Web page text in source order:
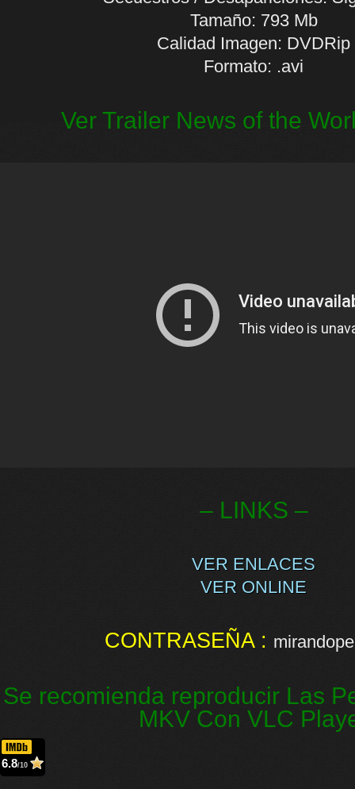
Tamaño: 793 Mb
Calidad Imagen: DVDRip
Formato: .avi
Ver Trailer News of the
– LINKS –
VER ENLACES
VER ONLINE
CONTRASEÑA :
Se recomienda reproducir Las
MKV Con VLC
6.8/10